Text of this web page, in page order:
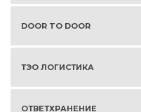
DOOR TO DOOR
ТЭО ЛОГИСТИКА
ОТВЕТХРАНЕНИЕ